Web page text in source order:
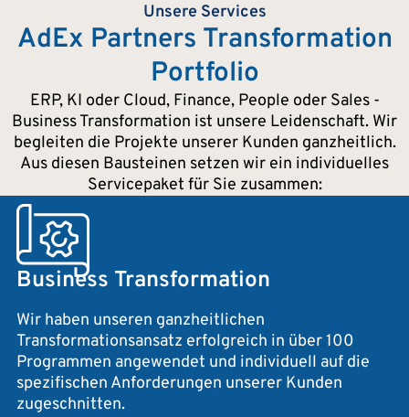
Unsere Services
AdEx Partners Transformation
Portfolio
ERP, KI oder Cloud, Finance, People oder Sales -
Business Transformation ist unsere Leidenschaft. Wir
begleiten die Projekte unserer Kunden ganzheitlich.
Aus diesen Bausteinen setzen wir ein individuelles
Servicepaket für Sie zusammen:
Business Transformation
Wir haben unseren ganzheitlichen
Transformationsansatz erfolgreich in über 100
Programmen angewendet und individuell auf die
spezifischen Anforderungen unserer Kunden
zugeschnitten.